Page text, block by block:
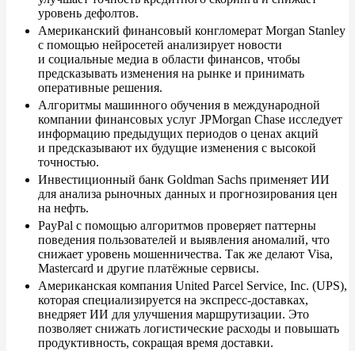
уровень дефолтов.
Американский финансовый конгломерат Morgan Stanley
с помощью нейросетей анализирует новости
и социальные медиа в области финансов, чтобы
предсказывать изменения на рынке и принимать
оперативные решения.
Алгоритмы машинного обучения в международной
компании финансовых услуг JPMorgan Chase исследует
информацию предыдущих периодов о ценах акций
и предсказывают их будущие изменения с высокой
точностью.
Инвестиционный банк Goldman Sachs применяет ИИ
для анализа рыночных данных и прогнозирования цен
на нефть.
PayPal с помощью алгоритмов проверяет паттерны
поведения пользователей и выявления аномалий, что
снижает уровень мошенничества. Так же делают Visa,
Mastercard и другие платёжные сервисы.
Американская компания United Parcel Service, Inc. (UPS),
которая специализируется на экспресс-доставках,
внедряет ИИ для улучшения маршрутизации. Это
позволяет снижать логистические расходы и повышать
продуктивность, сокращая время доставки.